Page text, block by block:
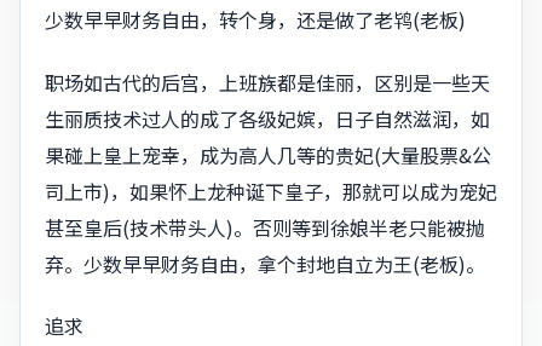
少数早早财务自由，转个身，还是做了老鸨(老板)
职场如古代的后宫，上班族都是佳丽，区别是一些天
生丽质技术过人的成了各级妃嫔，日子自然滋润，如
果碰上皇上宠幸，成为高人几等的贵妃(大量股票&公
司上市)，如果怀上龙种诞下皇子，那就可以成为宠妃
甚至皇后(技术带头人)。否则等到徐娘半老只能被抛
弃。少数早早财务自由，拿个封地自立为王(老板)。
追求